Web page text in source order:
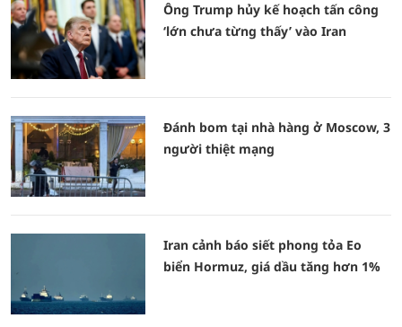
Ông Trump hủy kế hoạch tấn công
‘lớn chưa từng thấy’ vào Iran
Đánh bom tại nhà hàng ở Moscow, 3
người thiệt mạng
Iran cảnh báo siết phong tỏa Eo
biển Hormuz, giá dầu tăng hơn 1%